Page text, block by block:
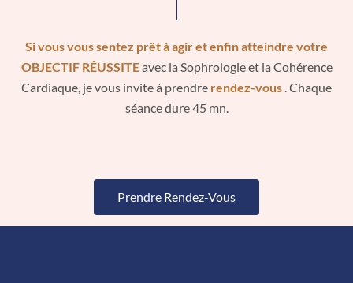
Si vous vous sentez prêt à agir et enfin atteindre votre
OBJECTIF RÉUSSITEavec la Sophrologie et la Cohérence
Cardiaque, je vous invite à prendre rendez-vous . Chaque
séance dure 45 mn.
Prendre Rendez-Vous